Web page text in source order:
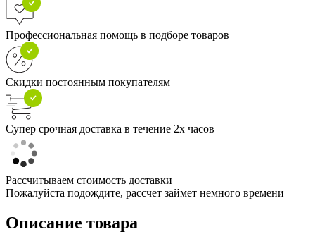
Профессиональная помощь в подборе товаров
Скидки постоянным покупателям
Супер срочная доставка в течение 2х часов
Рассчитываем стоимость доставки
Пожалуйста подождите, рассчет займет немного времени
Описание товара